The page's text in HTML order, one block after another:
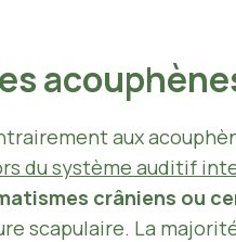
aux
du système auditif
crâniens ou
scapulaire. La